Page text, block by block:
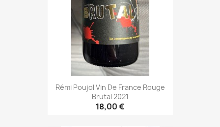
Rémi Poujol Vin De France Rouge
Brutal 2021
18,00 €